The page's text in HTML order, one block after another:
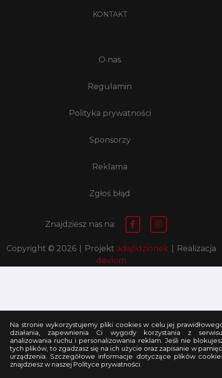
KONTAKT
O nas
Regulamin
Polityka prywatności
Sponsorzy
Reklama
Zgłoś błąd
Znajdziesz nas na:
Copyright © 2026 Projekt adajlidzionek
Realizacja
devlom
Na stronie wykorzystujemy pliki cookies w celu jej
działania, zapewnienia Ci wygody korzystania z
analizowania ruchu i personalizowania reklam. Jeśli nie
tych plików, to zgadzasz się na ich użycie oraz zapisanie w
urządzenia. Szczegółowe informacje dotyczące plików
znajdziesz w naszej Polityce prywatności.